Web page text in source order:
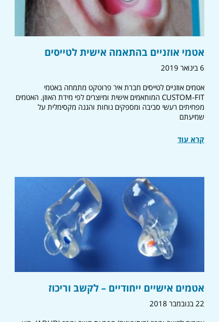
אטמי אוזניים בהתאמה אישית לטייסים
6 בינואר 2019
אטמים אוזניים לטייסים חברת איר פרוטקט מתמחה באטמי
CUSTOM-FIT המותאמים אישית ומיוצרים לפי מידת האוזן. האטמים
מפחיתים רעשי סביבה ומספקים נוחות והגנה מקסימלית על
שמיעתם
קרא עוד
אטמים אישיים ייחודיים – לקשב וריכוז
22 בנובמבר 2018